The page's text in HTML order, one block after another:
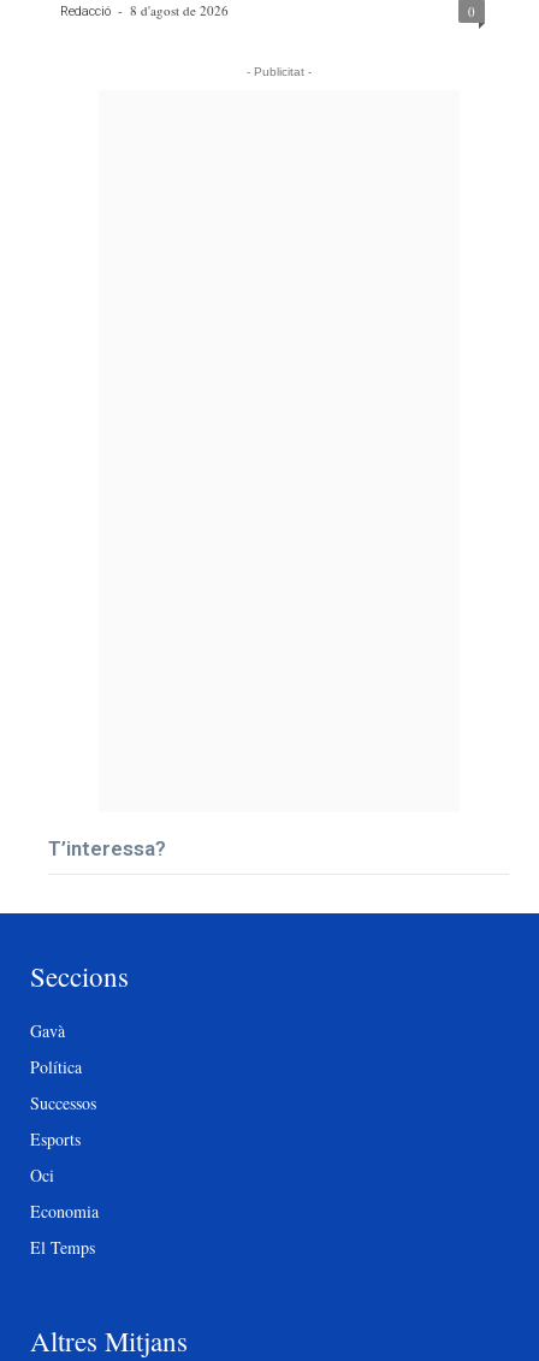
Redacció - 8 d'agost de 2026 0
- Publicitat -
T’interessa?
Seccions
Gavà
Política
Successos
Esports
Oci
Economia
El Temps
Altres Mitjans